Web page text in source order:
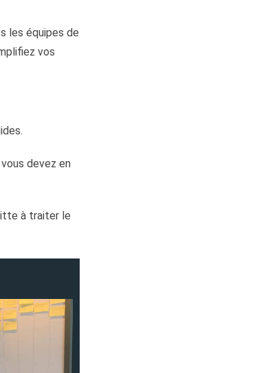
les équipes de
vos
devez en
à traiter le